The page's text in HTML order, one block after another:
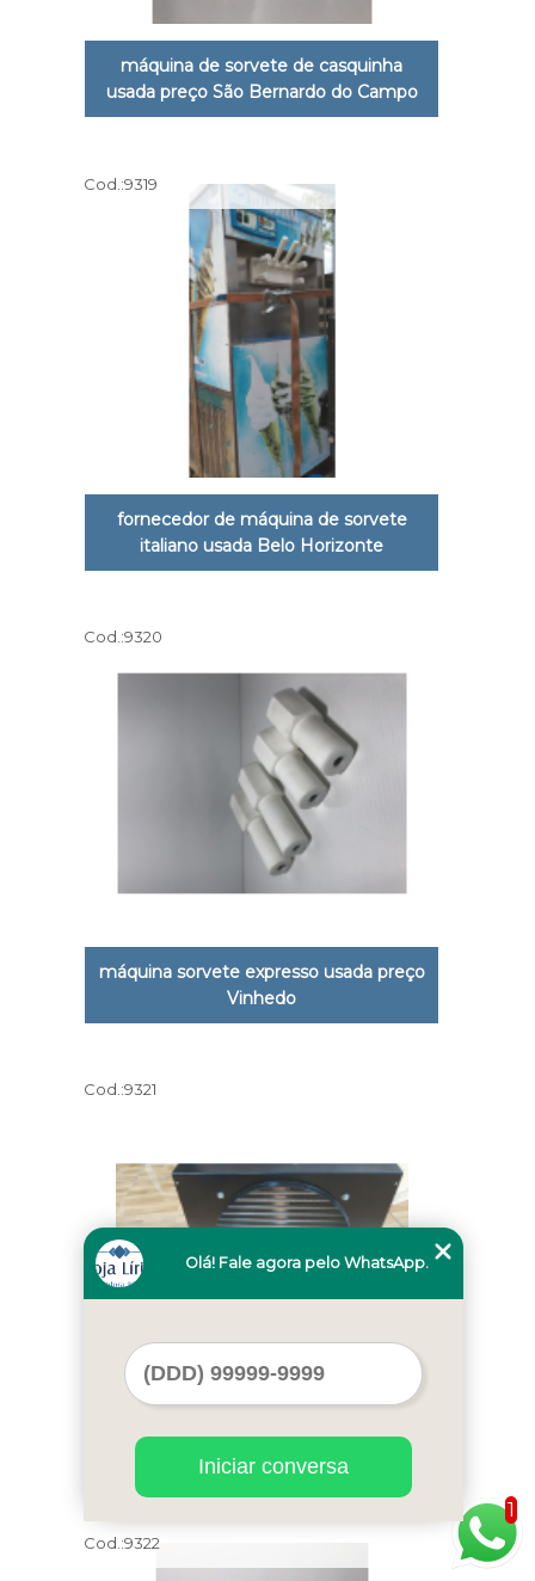
máquina de sorvete de casquinha
usada preço São Bernardo do Campo
Cod.:9319
fornecedor de máquina de sorvete
italiano usada Belo Horizonte
Cod.:9320
máquina sorvete expresso usada preço
Vinhedo
Cod.:9321
Cod.:9322
1
Olá! Fale agora pelo WhatsApp.
Iniciar conversa